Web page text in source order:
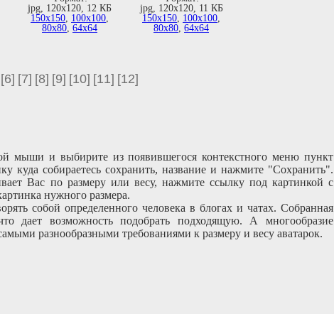
jpg, 120х120, 12 КБ
150х150, 100х100,
80х80, 64х64
jpg, 120х120, 11 КБ
150х150, 100х100,
80х80, 64х64
[6] [7] [8] [9] [10] [11] [12]
мыши и выбирите из появившегося контекстного меню пункт
собираетесь сохранить, название и нажмите "Сохранить".
Вас по размеру или весу, нажмите ссылку под картинкой с
нужного размера.
собой определенного человека в блогах и чатах. Собранная
дает возможность подобрать подходящую. А многообразие
разнообразными требованиями к размеру и весу аватарок.